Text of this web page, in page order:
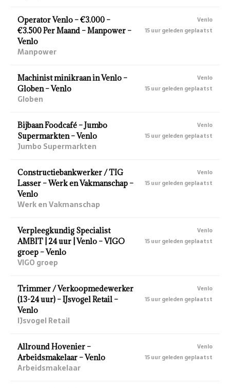
Operator Venlo – €3.000 –
€3.500 Per Maand – Manpower –
Venlo
Manpower
Venlo
15 uur geleden geplaatst
Machinist minikraan in Venlo –
Globen – Venlo
Globen
Venlo
15 uur geleden geplaatst
Bijbaan Foodcafé – Jumbo
Supermarkten – Venlo
Jumbo Supermarkten
Venlo
15 uur geleden geplaatst
Constructiebankwerker / TIG
Lasser – Werk en Vakmanschap –
Venlo
Werk en Vakmanschap
Venlo
15 uur geleden geplaatst
Verpleegkundig Specialist
AMBIT | 24 uur | Venlo – VIGO
groep – Venlo
VIGO groep
Venlo
15 uur geleden geplaatst
Trimmer / Verkoopmedewerker
(13-24 uur) – IJsvogel Retail –
Venlo
IJsvogel Retail
Venlo
15 uur geleden geplaatst
Allround Hovenier –
Arbeidsmakelaar – Venlo
Arbeidsmakelaar
Venlo
15 uur geleden geplaatst